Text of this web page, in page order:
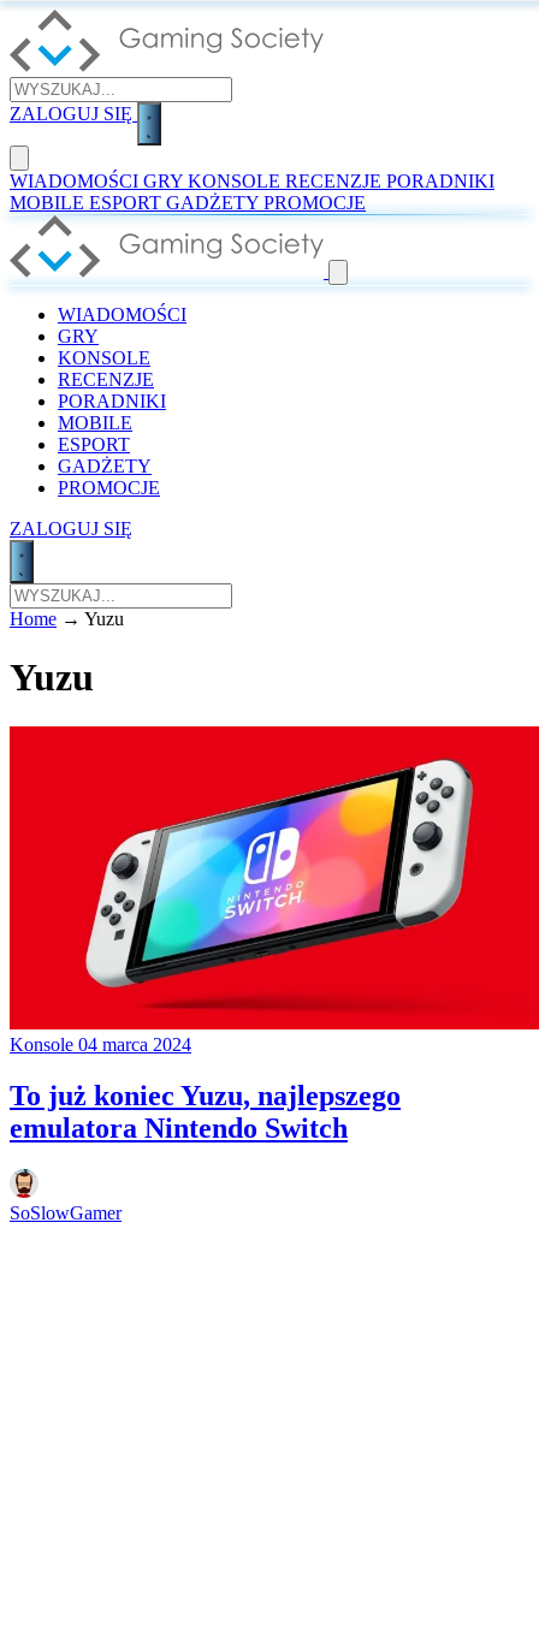
ZALOGUJ SIĘ
WIADOMOŚCI GRY KONSOLE RECENZJE PORADNIKI
MOBILE ESPORT GADŻETY PROMOCJE
WIADOMOŚCI
GRY
KONSOLE
RECENZJE
PORADNIKI
MOBILE
ESPORT
GADŻETY
PROMOCJE
ZALOGUJ SIĘ
Home → Yuzu
Yuzu
Konsole 04 marca 2024
To już koniec Yuzu, najlepszego
emulatora Nintendo Switch
SoSlowGamer